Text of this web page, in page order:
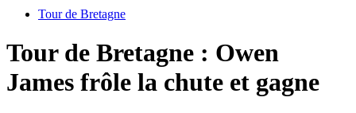
Tour de Bretagne
Tour de Bretagne : Owen
James frôle la chute et gagne